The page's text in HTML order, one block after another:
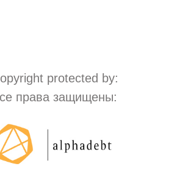
protected by:
права защищены: